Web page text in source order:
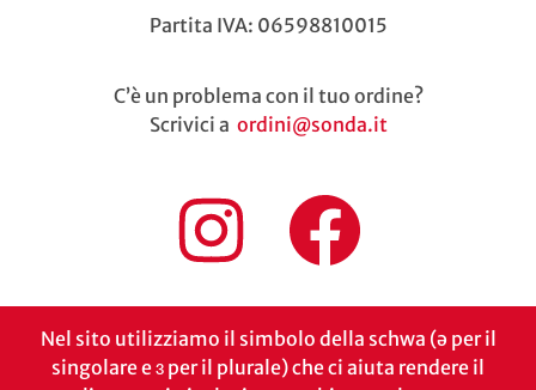
Partita IVA: 06598810015
C’è un problema con il tuo ordine?
Scrivici a ordini@sonda.it
Nel sito utilizziamo il simbolo della schwa (ə per il
singolare e ɜ per il plurale) che ci aiuta rendere il